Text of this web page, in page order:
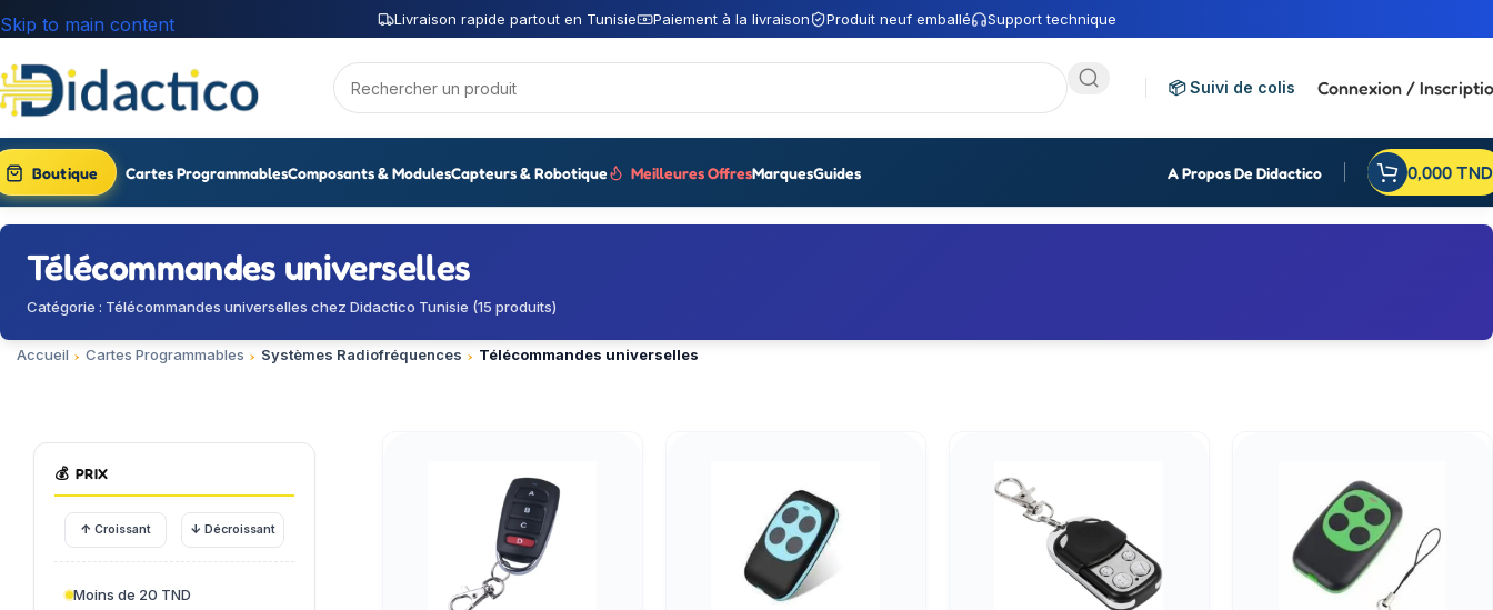
Livraison rapide partout en Tunisie Paiement à la livraison Produit neuf emballé Support technique
Skip to main content
📦 Suivi de colis Connexion /
Boutique Cartes ProgrammablesComposants & ModulesCapteurs & Robotique Meilleures OffresMarquesGuides A Propos De Didactico 0,000 TND
Télécommandes universelles
Catégorie : Télécommandes universelles chez Didactico Tunisie (15 produits)
Accueil Cartes Programmables Systèmes Radiofréquences Télécommandes universelles
💰 PRIX
↑ Croissant ↓ Décroissant
Moins de 20 TND